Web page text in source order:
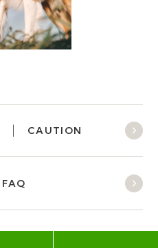
CAUTION
FAQ